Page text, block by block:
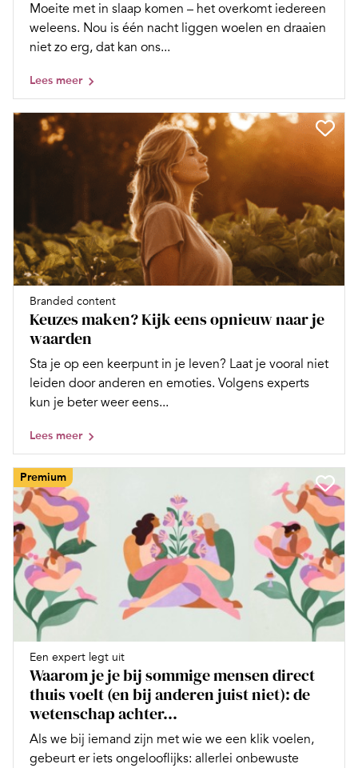
Moeite met in slaap komen – het overkomt iedereen
weleens. Nou is één nacht liggen woelen en draaien
niet zo erg, dat kan ons...
Lees meer
Branded content
Keuzes maken? Kijk eens opnieuw naar je
waarden
Sta je op een keerpunt in je leven? Laat je vooral niet
leiden door anderen en emoties. Volgens experts
kun je beter weer eens...
Lees meer
Premium
Een expert legt uit
Waarom je je bij sommige mensen direct
thuis voelt (en bij anderen juist niet): de
wetenschap achter...
Als we bij iemand zijn met wie we een klik voelen,
gebeurt er iets ongelooflijks: allerlei onbewuste